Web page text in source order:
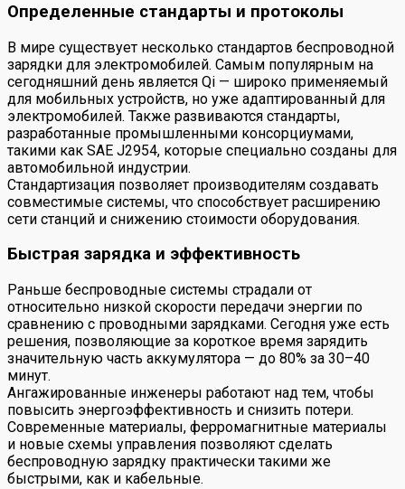
Определенные стандарты и протоколы
В мире существует несколько стандартов беспроводной
зарядки для электромобилей. Самым популярным на
сегодняшний день является Qi — широко применяемый
для мобильных устройств, но уже адаптированный для
электромобилей. Также развиваются стандарты,
разработанные промышленными консорциумами,
такими как SAE J2954, которые специально созданы для
автомобильной индустрии.
Стандартизация позволяет производителям создавать
совместимые системы, что способствует расширению
сети станций и снижению стоимости оборудования.
Быстрая зарядка и эффективность
Раньше беспроводные системы страдали от
относительно низкой скорости передачи энергии по
сравнению с проводными зарядками. Сегодня уже есть
решения, позволяющие за короткое время зарядить
значительную часть аккумулятора — до 80% за 30–40
минут.
Ангажированные инженеры работают над тем, чтобы
повысить энергоэффективность и снизить потери.
Современные материалы, ферромагнитные материалы
и новые схемы управления позволяют сделать
беспроводную зарядку практически такими же
быстрыми, как и кабельные.